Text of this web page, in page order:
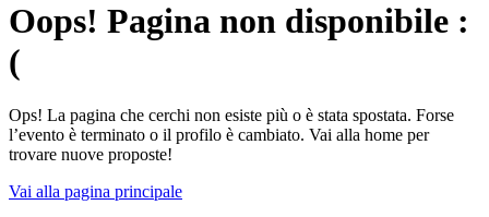
Oops! Pagina non disponibile :
(
Ops! La pagina che cerchi non esiste più o è stata spostata. Forse
l’evento è terminato o il profilo è cambiato. Vai alla home per
trovare nuove proposte!
Vai alla pagina principale